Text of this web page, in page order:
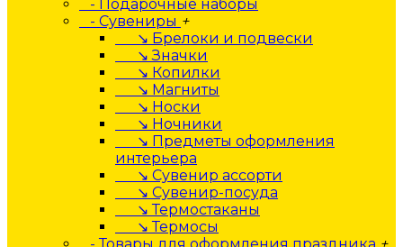
- Подарочные наборы
- Сувениры +
↘ Брелоки и подвески
↘ Значки
↘ Копилки
↘ Магниты
↘ Носки
↘ Ночники
↘ Предметы оформления
интерьера
↘ Сувенир ассорти
↘ Сувенир-посуда
↘ Термостаканы
↘ Термосы